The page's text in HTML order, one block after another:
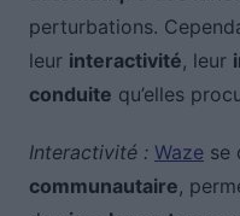
perturbations.
leur interactivité, leur
conduite qu’elles
Interactivité : Wazese
communautaire,